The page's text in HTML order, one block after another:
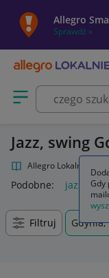
Allegro
Sprawdź »
Otwórz menu z
Jazz, swing
Allegro Lokalnie
Podobne: jazz
Filtruj Gdynia,
Gdy